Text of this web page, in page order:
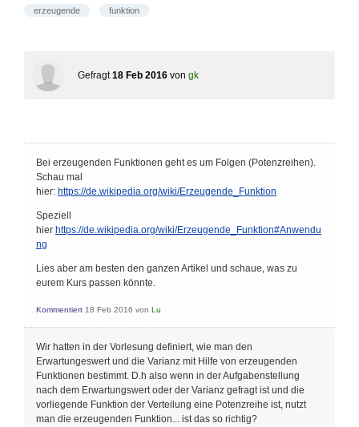
erzeugende funktion
Gefragt 18 Feb 2016 von gk
Bei erzeugenden Funktionen geht es um Folgen (Potenzreihen).
Schau mal
hier: https://de.wikipedia.org/wiki/Erzeugende_Funktion
Speziell
hier https://de.wikipedia.org/wiki/Erzeugende_Funktion#Anwendu
ng
Lies aber am besten den ganzen Artikel und schaue, was zu
eurem Kurs passen könnte.
Kommentiert 18 Feb 2016 von Lu
Wir hatten in der Vorlesung definiert, wie man den
Erwartungeswert und die Varianz mit Hilfe von erzeugenden
Funktionen bestimmt. D.h also wenn in der Aufgabenstellung
nach dem Erwartungswert oder der Varianz gefragt ist und die
vorliegende Funktion der Verteilung eine Potenzreihe ist, nutzt
man die erzeugenden Funktion... ist das so richtig?